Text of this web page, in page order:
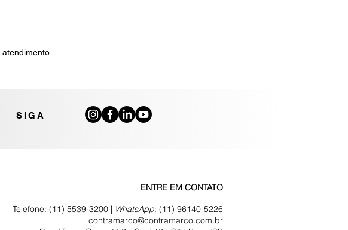
SIGA
ENTRE EM CONTATO
Telefone: (11) 5539-3200 | WhatsApp: (11) 96140-5226
contramarco@contramarco.com.br